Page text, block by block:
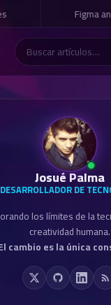
Figma
Josué Palma
DESARROLLADOR DE
los límites de la
creatividad humana.
cambio es la única